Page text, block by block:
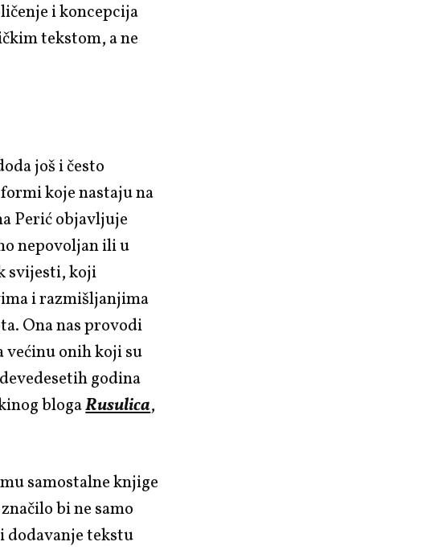
i koncepcija
tekstom, a ne
još i često
koje nastaju na
Perić objavljuje
nepovoljan ili u
svijesti, koji
i razmišljanjima
Ona nas provodi
većinu onih koji su
godina
blogaRusulica,
samostalne knjige
bi ne samo
dodavanje tekstu